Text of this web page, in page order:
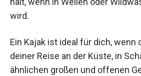
wird.
Ein Kajak ist ideal für dich, wenn
deiner Reise an der Küste, in
ähnlichen großen und offenen